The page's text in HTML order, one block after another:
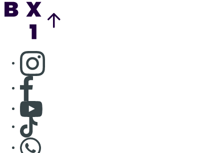
Consulter page Instagram
Consulter page Facebook
Consulter Youtube
Consulter TikTok